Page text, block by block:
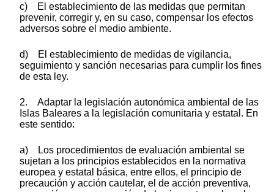
c) El establecimiento de las medidas que permitan
prevenir, corregir y, en su caso, compensar los efectos
adversos sobre el medio ambiente.
d) El establecimiento de medidas de vigilancia,
seguimiento y sanción necesarias para cumplir los fines
de esta ley.
2. Adaptar la legislación autonómica ambiental de las
Islas Baleares a la legislación comunitaria y estatal. En
este sentido:
a) Los procedimientos de evaluación ambiental se
sujetan a los principios establecidos en la normativa
europea y estatal básica, entre ellos, el principio de
precaución y acción cautelar, el de acción preventiva,